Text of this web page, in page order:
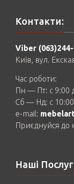
Контакти:
Viber
Київ, вул.
Час роботи:
Пн — Пт: c 9:00
Сб — Нд: c
e-mail:
Приєднуйся до
Наші